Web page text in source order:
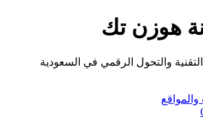
هوزن تك
والتحول الرقمي في السعودية